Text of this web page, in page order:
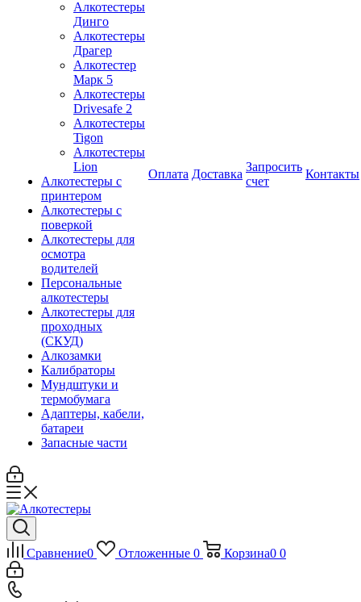
Алкотестеры
Динго
Алкотестеры
Драгер
Алкотестер
Марк 5
Алкотестеры
Drivesafe 2
Алкотестеры
Tigon
Алкотестеры
Lion
Алкотестеры с
принтером
Алкотестеры с
поверкой
Алкотестеры для
осмотра
водителей
Персональные
алкотестеры
Алкотестеры для
проходных
(СКУД)
Алкозамки
Калибраторы
Мундштуки и
термобумага
Адаптеры, кабели,
батареи
Запасные части
Оплата Доставка
Запросить
счет
Контакты
Сравнение0 Отложенные 0 Корзина0 0